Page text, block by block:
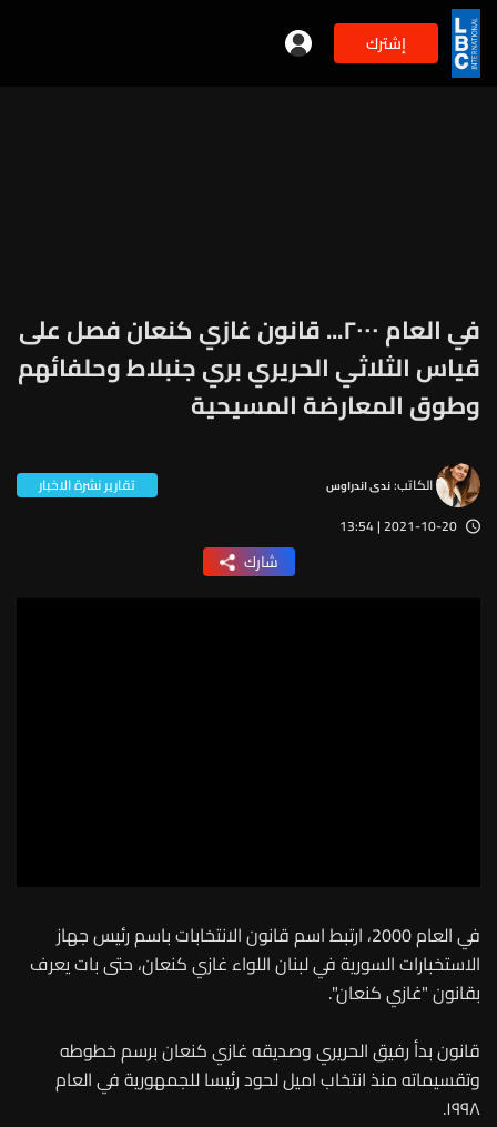
إشترك
في العام ٢٠٠٠... قانون غازي كنعان فصل على
قياس الثلاثي الحريري بري جنبلاط وحلفائهم
وطوق المعارضة المسيحية
الكاتب:ندى اندراوس
تقارير نشرة الاخبار
2021-10-20 | 13:54
شارك
في العام 2000، ارتبط اسم قانون الانتخابات باسم رئيس جهاز
الاستخبارات السورية في لبنان اللواء غازي كنعان، حتى بات يعرف
بقانون "غازي كنعان".
قانون بدأ رفيق الحريري وصديقه غازي كنعان برسم خطوطه
وتقسيماته منذ انتخاب اميل لحود رئيسا للجمهورية في العام
١٩٩٨.